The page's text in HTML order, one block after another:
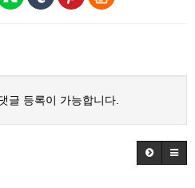
글 등록이 가능합니다.